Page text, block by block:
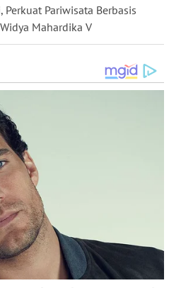
Pariwisata Berbasis
Mahardika V